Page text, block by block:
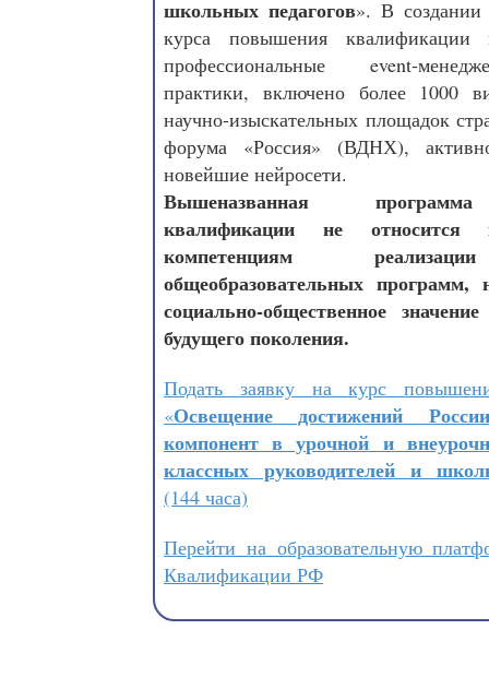
школьных педагогов». В создании
курса повышения квалификации
профессиональные event-
практики, включено более 1000
научно-изыскательных площадок
форума «Россия» (ВДНХ),
новейшие нейросети.
Вышеназванная
квалификации не
компетенциям
общеобразовательных программ,
социально-общественное
будущего поколения.
Подать заявку на курс
«Освещение достижений
компонент в урочной и
классных руководителей и
(144 часа)
Перейти на образовательную
Квалификации РФ